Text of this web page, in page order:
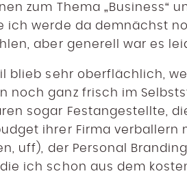
zum Thema „Business“
ich werde da demnächst
aber generell war es
blieb sehr oberflächlich,
noch ganz frisch im
sogar Festangestellte,
ihrer Firma verballern
uff), der Personal
ich schon aus dem